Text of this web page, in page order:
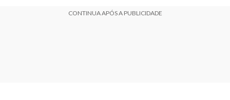
CONTINUA APÓS A PUBLICIDADE